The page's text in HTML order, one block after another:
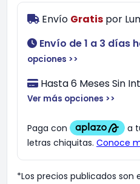
Envío Gratis por
Envío de 1 a 3 días
opciones >>
Hasta 6 Meses Sin
Ver más opciones >>
*Los precios publicados son